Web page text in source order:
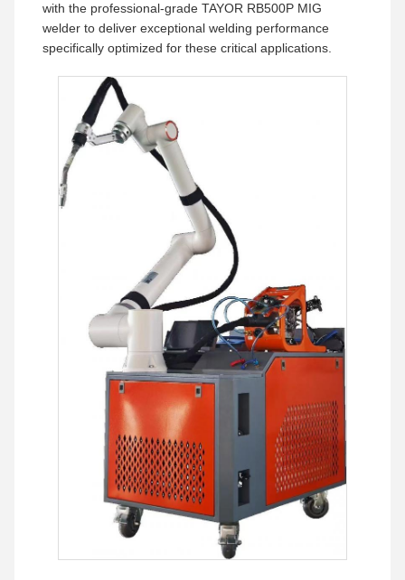
with the professional-grade TAYOR RB500P MIG
welder to deliver exceptional welding performance
specifically optimized for these critical applications.